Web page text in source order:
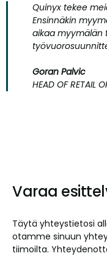
Quinyx tekee
Ensinnäkin
aikaa myymälän
Goran Palvic
HEAD OF RETAIL
Varaa
Täytä yhteystietosi
otamme sinuun
tiimoilta.